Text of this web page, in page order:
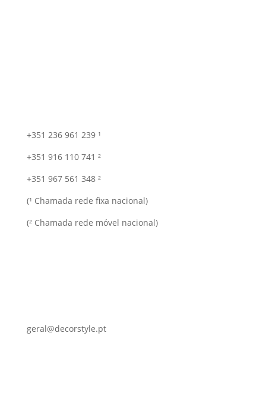
+351 236 961 239 ¹
+351 916 110 741 ²
+351 967 561 348 ²
(¹ Chamada rede fixa nacional)
(² Chamada rede móvel nacional)
geral@decorstyle.pt